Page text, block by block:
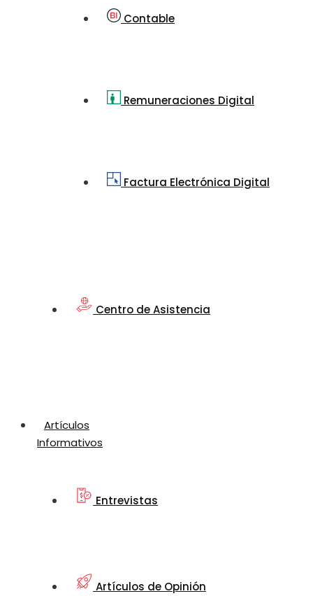
Contable
Remuneraciones Digital
Factura Electrónica Digital
Centro de Asistencia
Artículos
Informativos
Entrevistas
Artículos de Opinión